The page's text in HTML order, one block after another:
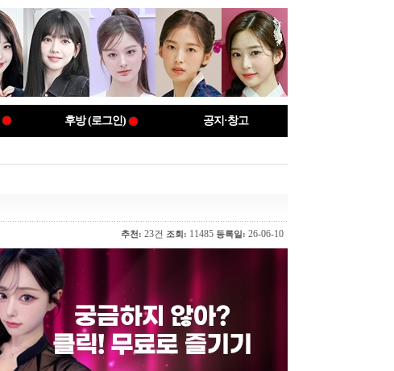
후방 (로그인) 공지·창고
추천: 23건 조회: 11485 등록일: 26-06-10